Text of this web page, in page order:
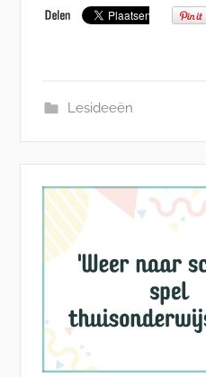
Lesideeën